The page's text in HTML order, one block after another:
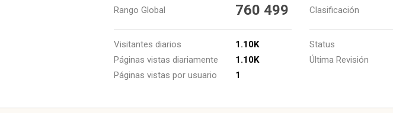
Rango Global 760 499
Visitantes diarios
1.10K
Páginas vistas diariamente
1.10K
Páginas vistas por usuario
1
Clasificación
Status
Última Revisión